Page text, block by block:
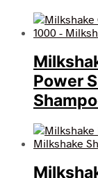
Power